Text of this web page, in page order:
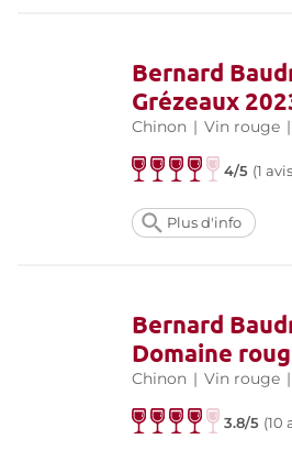
Bernard
Grézeaux
Chinon | Vin rouge |
4/5 (1
Plus d'info
Bernard
Domaine
Chinon | Vin rouge |
3.8/5 (10